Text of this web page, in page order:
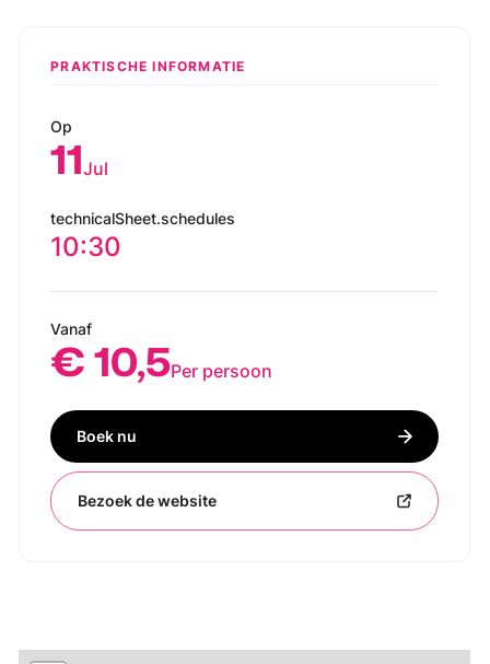
PRAKTISCHE INFORMATIE
Op
11Jul
technicalSheet.schedules
10:30
Vanaf
€ 10,5Per persoon
Boek nu
Bezoek de website